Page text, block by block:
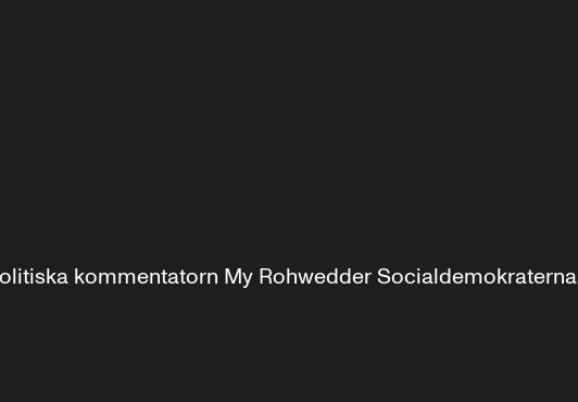
kommentatorn My Rohwedder